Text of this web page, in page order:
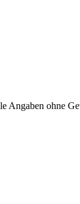
Angaben ohne